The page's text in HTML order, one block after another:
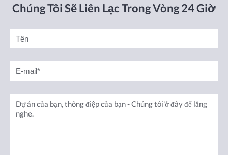
Chúng Tôi Sẽ Liên Lạc Trong Vòng 24 Giờ